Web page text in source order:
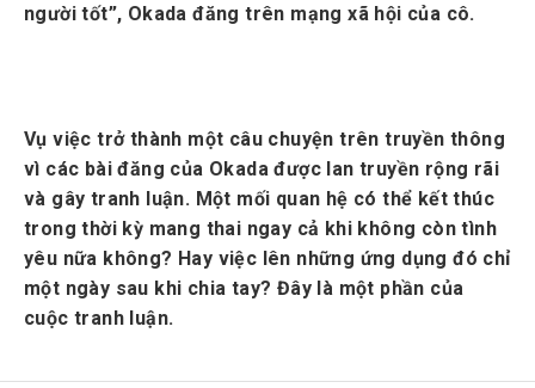
người tốt”, Okada đăng trên mạng xã hội của cô.
Vụ việc trở thành một câu chuyện trên truyền thông
vì các bài đăng của Okada được lan truyền rộng rãi
và gây tranh luận. Một mối quan hệ có thể kết thúc
trong thời kỳ mang thai ngay cả khi không còn tình
yêu nữa không? Hay việc lên những ứng dụng đó chỉ
một ngày sau khi chia tay? Đây là một phần của
cuộc tranh luận.